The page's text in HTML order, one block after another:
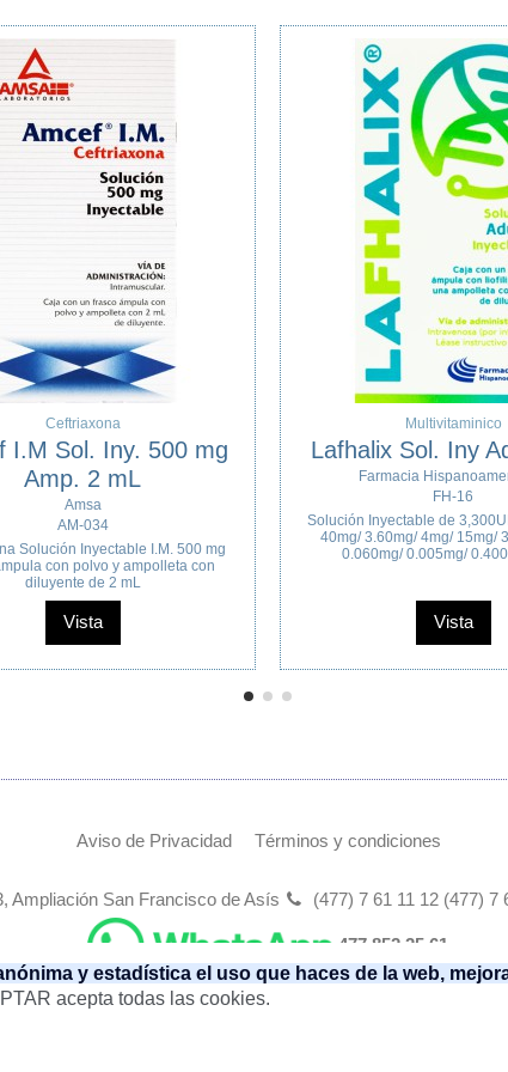
Ketoprofeno-Paracetamol
Dolfort-DE Tabs. 100 mg /
300 mg C/ 12
12 tabletas de 100 mg / 300 mg.
Aviso de Privacidad Términos y condiciones
Ampliación San Francisco de Asís (477) 7 61 11 12 (477) 7
477 852 25 61
y estadística el uso que haces de la web,
acepta todas las cookies.